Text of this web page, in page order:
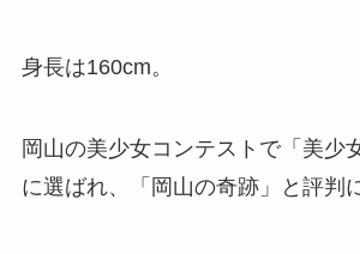
身長は160cm。
岡山の美少女コンテストで「美少
に選ばれ、「岡山の奇跡」と評判